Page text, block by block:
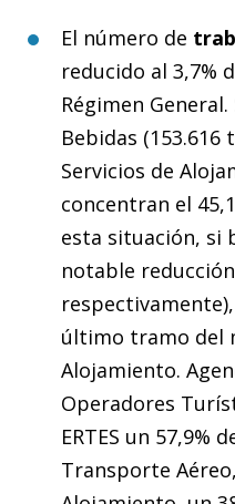
El número de
reducido al 3,7%
Régimen
Bebidas (153.616
Servicios de
concentran el
esta situación, si
notable reducción
último tramo del
Alojamiento.
Operadores
ERTES un 57,9%
Transporte